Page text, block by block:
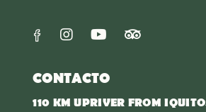
CONTACTO
110 KM UPRIVER FROM